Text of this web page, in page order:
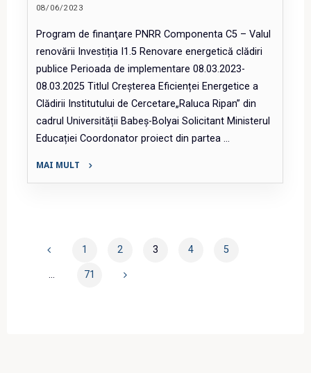
și
cercetare
(Digital
HUBB)"
08/06/2023
Program de finanţare PNRR Componenta C5 – Valul
renovării Investiția I1.5 Renovare energetică clădiri
publice Perioada de implementare 08.03.2023-
08.03.2025 Titlul Creșterea Eficienței Energetice a
Clădirii Institutului de Cercetare„Raluca Ripan” din
cadrul Universității Babeș-Bolyai Solicitant Ministerul
Educației Coordonator proiect din partea …
MAI MULT
"Creșterea
Clădirii
Posts
1 2 3 4 5
… 71